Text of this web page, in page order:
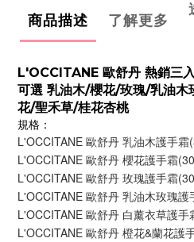
商品描述 了解更多
L'OCCITANE 歐舒丹 熱銷三
可選 乳油木/櫻花/玫瑰/乳油
花/聖禾草/桂花杏桃
規格：
L'OCCITANE 歐舒丹 乳油木護手
L'OCCITANE 歐舒丹 櫻花護手霜
L'OCCITANE 歐舒丹 玫瑰護手霜
L'OCCITANE 歐舒丹 乳油木玫瑰
L'OCCITANE 歐舒丹 白薰衣草護
L'OCCITANE 歐舒丹 橙花&蘭花護